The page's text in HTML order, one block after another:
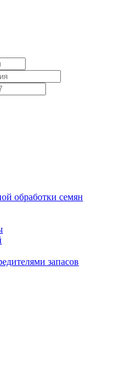
обработки семян
запасов